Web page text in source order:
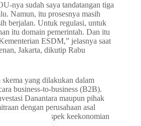
nya sudah saya tandatangan tiga
Namun, itu prosesnya masih
berjalan. Untuk regulasi, untuk
itu domain pemerintah. Dan itu
ESDM,” jelasnya saat
Jakarta, dikutip Rabu
yang dilakukan dalam
business-to-business (B2B).
Danantara maupun pihak
dengan perusahaan asal
aspek keekonomian